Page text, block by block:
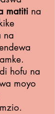
matiti na
na
hofu na
moyo